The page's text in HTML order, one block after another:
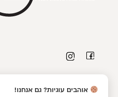
אוהבים עוגיות? גם אנחנו!